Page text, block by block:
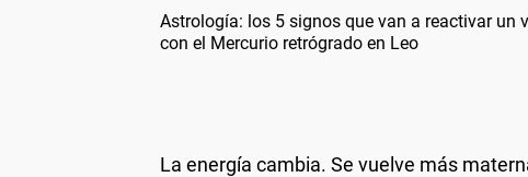
Astrología: los 5 signos que van a reactivar un
con el Mercurio retrógrado en Leo
La energía cambia. Se vuelve más